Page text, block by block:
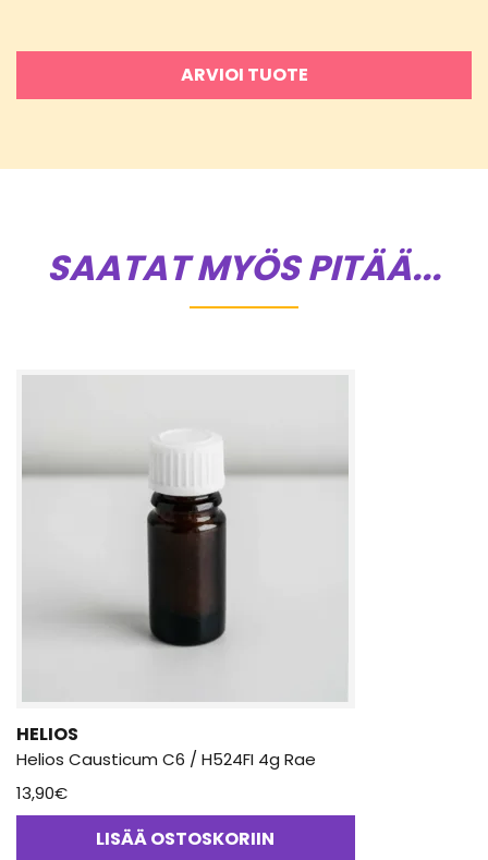
ARVIOI TUOTE
SAATAT MYÖS PITÄÄ...
HELIOS
Helios Causticum C6 / H524FI 4g Rae
13,90€
LISÄÄ OSTOSKORIIN